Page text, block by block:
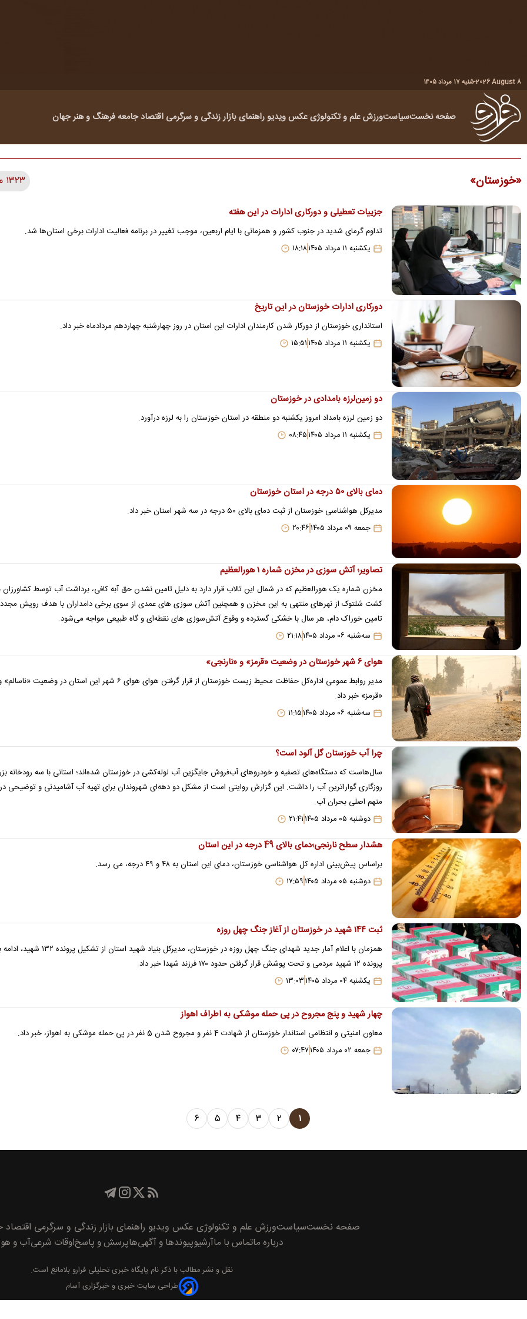
2026 August 8
-شنبه ۱۷ مرداد ۱۴۰۵
صفحه نخستسیاستورزشعلم و تکنولوژیعکسویدیوراهنمای بازارزندگی و سرگرمی اقتصادجامعه فرهنگ و هنرجهان
خوزستان ۱۳۲۳ مطلب
جزییات تعطیلی و دورکاری ادارات در این هفته
تداوم گرمای شدید در جنوب کشور و همزمانی با ایام اربعین، موجب تغییر در برنامه فعالیت ادارات برخی استان‌ها شد.
یکشنبه ۱۱ مرداد ۱۴۰۵ ۱۸:۱۸
دورکاری ادارات خوزستان در این تاریخ
استانداری خوزستان از دورکار شدن کارمندان ادارات این استان در روز چهارشنبه چهاردهم مردادماه خبر داد.
یکشنبه ۱۱ مرداد ۱۴۰۵ ۱۵:۵۱
دو زمین‌لرزه‌ بامدادی در خوزستان
دو زمین لرزه بامداد امروز یکشنبه دو منطقه در استان خوزستان را به لرزه درآورد.
یکشنبه ۱۱ مرداد ۱۴۰۵ ۰۸:۴۵
دمای بالای ۵۰ درجه در استان خوزستان
مدیرکل هواشناسی خوزستان از ثبت دمای بالای ۵۰ درجه در سه شهر استان خبر داد.
جمعه ۰۹ مرداد ۱۴۰۵ ۲۰:۴۶
تصاویر؛ آتش سوزی در مخزن شماره ۱ هورالعظیم
مخزن شماره یک هورالعظیم که در شمال این تالاب قرار دارد به دلیل تامین نشدن حق آبه کافی، برداشت آب توسط کشاورزان
کشت شلتوک از نهرهای منتهی به این مخزن و همچنین آتش سوزی های عمدی از سوی برخی دامداران با هدف رویش
تامین خوراک دام، هر سال با خشکی گسترده و وقوع آتش‌سوزی های نقطه‌ای و گاه طبیعی مواجه می‌شود.
سه‌شنبه ۰۶ مرداد ۱۴۰۵ ۲۱:۱۸
هوای ۶ شهر خوزستان در وضعیت «قرمز» و «نارنجی»
مدیر روابط عمومی اداره‌کل حفاظت محیط زیست خوزستان از قرار گرفتن هوای هوای ۶ شهر این استان در وضعیت
«قرمز» خبر داد.
سه‌شنبه ۰۶ مرداد ۱۴۰۵ ۱۱:۱۵
چرا آب خوزستان گل آلود است؟
سال‌هاست که دستگاه‌های تصفیه و خودروهای آب‌فروش جایگزین آب لوله‌کشی در خوزستان شده‌اند؛ استانی با سه رودخانه
روزگاری گواراترین آب را داشت. این گزارش روایتی است از مشکل دو دهه‌ای شهروندان برای تهیه آب آشامیدنی و توضیحی
متهم اصلی بحران آب.
دوشنبه ۰۵ مرداد ۱۴۰۵ ۲۱:۴۱
هشدار سطح نارنجی؛دمای بالای 49 درجه در این استان
براساس پیش‌بینی اداره‌ کل هواشناسی خوزستان، دمای این استان به ۴۸ و ۴۹ درجه، می رسد.
دوشنبه ۰۵ مرداد ۱۴۰۵ ۱۷:۵۹
ثبت ۱۴۴ شهید در خوزستان از آغاز جنگ چهل روزه
همزمان با اعلام آمار جدید شهدای جنگ چهل روزه در خوزستان، مدیرکل بنیاد شهید
پرونده ۱۲ شهید مردمی و تحت پوشش قرار گرفتن حدود ۱۷۰ فرزند شهدا خبر داد.
یکشنبه ۰۴ مرداد ۱۴۰۵ ۱۳:۰۳
چهار شهید و پنج مجروح در پی حمله موشکی به اطراف اهواز
معاون امنیتی و انتظامی استاندار خوزستان از شهادت 4 نفر و مجروح شدن 5 نفر در پی حمله موشکی به اهواز، خبر داد.
جمعه ۰۲ مرداد ۱۴۰۵ ۰۷:۴۷
۱ ۲ ۳ ۴ ۵ ۶
صفحه نخستسیاستورزش علم و تکنولوژی عکس ویدیو راهنمای بازارزندگی و سرگرمی اقتصاد
درباره ماتماس با ماآرشیوپیوند‌ها و آگهی‌هاپرسش و پاسخاوقات شرعیآب و
نقل و نشر مطالب با ذکر نام پايگاه خبری تحليلی فرارو بلامانع است.
طراحی سایت خبری و خبرگزاری آسام